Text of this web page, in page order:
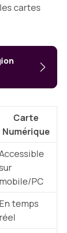
cartes
Carte
Numérique
mobile/PC
En temps
réel